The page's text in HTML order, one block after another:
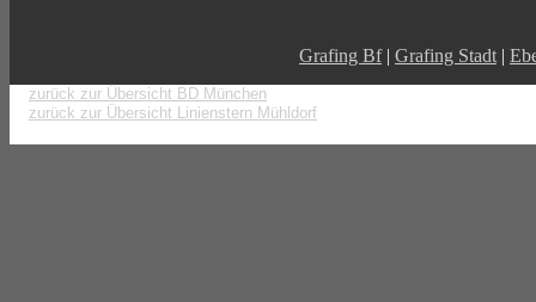
Grafing Bf| Grafing Stadt |
zurück zur Übersicht BD München
zurück zur Übersicht Linienstern Mühldorf